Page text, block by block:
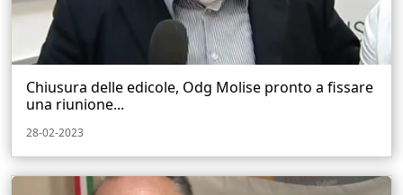
Chiusura delle edicole, Odg Molise pronto a fissare
una riunione...
28-02-2023